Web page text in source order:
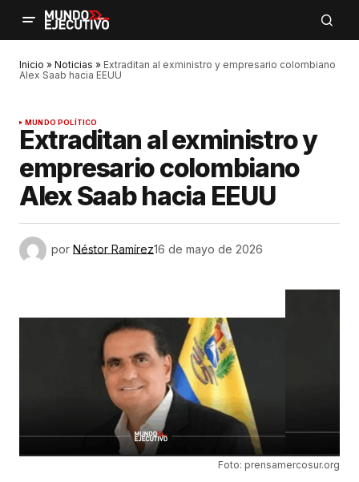
Inicio » Noticias » Extraditan al exministro y empresario colombiano
Alex Saab hacia EEUU
MUNDO POLÍTICO
Extraditan al exministro y
empresario colombiano
Alex Saab hacia EEUU
por Néstor Ramírez16 de mayo de 2026
Foto: prensamercosur.org